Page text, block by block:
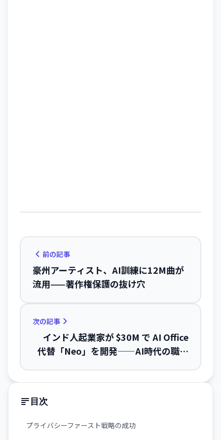
前の記事
豪州アーティスト、AI訓練に12M曲が
流用——著作権保護の抜け穴
次の記事
インド人起業家が $30M で AI Office
代替「Neo」を開発——AI時代の職場
目次
プライバシーファースト戦略の成功